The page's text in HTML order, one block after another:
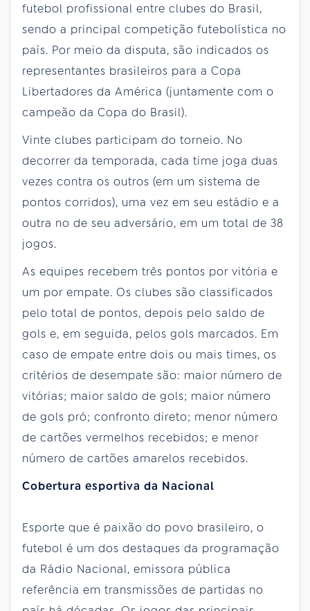
futebol profissional entre clubes do Brasil,
sendo a principal competição futebolística no
país. Por meio da disputa, são indicados os
representantes brasileiros para a Copa
Libertadores da América (juntamente com o
campeão da Copa do Brasil).
Vinte clubes participam do torneio. No
decorrer da temporada, cada time joga duas
vezes contra os outros (em um sistema de
pontos corridos), uma vez em seu estádio e a
outra no de seu adversário, em um total de 38
jogos.
As equipes recebem três pontos por vitória e
um por empate. Os clubes são classificados
pelo total de pontos, depois pelo saldo de
gols e, em seguida, pelos gols marcados. Em
caso de empate entre dois ou mais times, os
critérios de desempate são: maior número de
vitórias; maior saldo de gols; maior número
de gols pró; confronto direto; menor número
de cartões vermelhos recebidos; e menor
número de cartões amarelos recebidos.
Cobertura esportiva da Nacional
Esporte que é paixão do povo brasileiro, o
futebol é um dos destaques da programação
da Rádio Nacional, emissora pública
referência em transmissões de partidas no